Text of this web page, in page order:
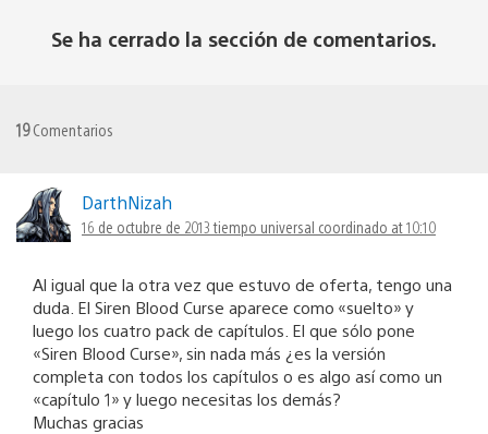
Se ha cerrado la sección de comentarios.
19Comentarios
DarthNizah
16 de octubre de 2013 tiempo universal coordinado at 10:10
Al igual que la otra vez que estuvo de oferta, tengo una
duda. El Siren Blood Curse aparece como «suelto» y
luego los cuatro pack de capítulos. El que sólo pone
«Siren Blood Curse», sin nada más ¿es la versión
completa con todos los capítulos o es algo así como un
«capítulo 1» y luego necesitas los demás?
Muchas gracias